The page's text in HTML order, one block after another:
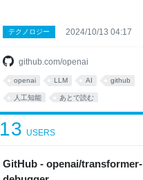
github.com/openai
テクノロジー 2024/10/13 04:17
openai LLM AI github
人工知能 あとで読む
プログラミング
GitHub - openai/transformer-
13 USERS